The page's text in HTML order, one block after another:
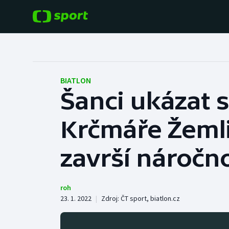
Hokej
Tenis
Baseball a softbal
Basketbal
Biatlon
BIATLON
Šanci ukázat
Krčmáře
završí
roh
23. 1. 2022 | Zdroj: ČT sport, biatlon.cz